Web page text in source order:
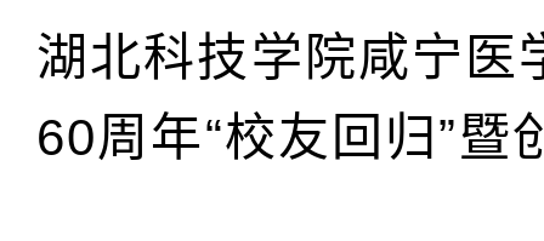
湖北科技学院咸宁医
60周年“校友回归”暨